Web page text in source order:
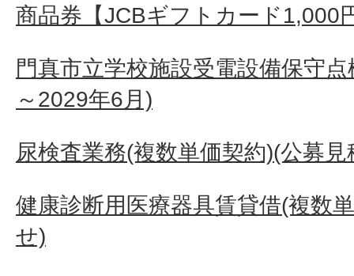
商品券【JCBギフトカード1,000
門真市立学校施設受電設備保守
～2029年6月)
尿検査業務(複数単価契約)(公募
健康診断用医療器具賃貸借(複数
せ)